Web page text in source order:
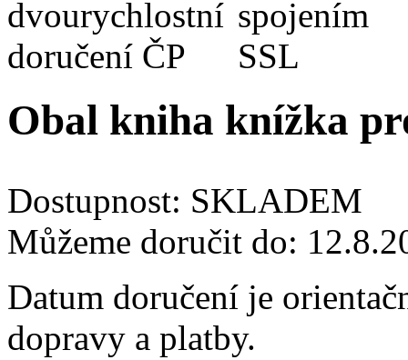
Obal kniha knížka
Dostupnost: SKLADEM
Můžeme doručit do:
Datum doručení je
dopravy a platby.